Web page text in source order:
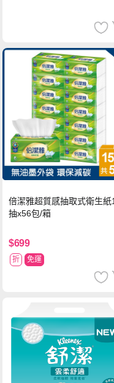
倍潔雅超質感抽取式衛生紙
抽x56包/箱
$699
折 免運